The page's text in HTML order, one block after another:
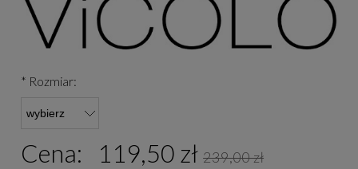
* Rozmiar:
Cena: 119,50 zł 239,00 zł